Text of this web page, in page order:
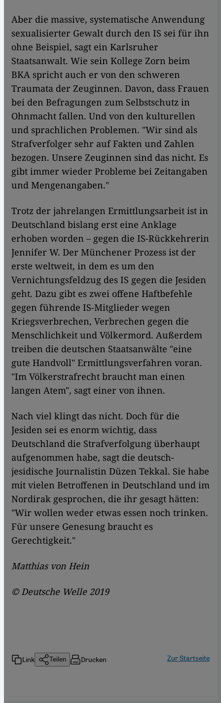
Aber die massive, systematische Anwendung
sexualisierter Gewalt durch den IS sei für ihn
ohne Beispiel, sagt ein Karlsruher
Staatsanwalt. Wie sein Kollege Zorn beim
BKA spricht auch er von den schweren
Traumata der Zeuginnen. Davon, dass Frauen
bei den Befragungen zum Selbstschutz in
Ohnmacht fallen. Und von den kulturellen
und sprachlichen Problemen. "Wir sind als
Strafverfolger sehr auf Fakten und Zahlen
bezogen. Unsere Zeuginnen sind das nicht. Es
gibt immer wieder Probleme bei Zeitangaben
und Mengenangaben."
Trotz der jahrelangen Ermittlungsarbeit ist in
Deutschland bislang erst eine Anklage
erhoben worden – gegen die IS-Rückkehrerin
Jennifer W. Der Münchener Prozess ist der
erste weltweit, in dem es um den
Vernichtungsfeldzug des IS gegen die Jesiden
geht. Dazu gibt es zwei offene Haftbefehle
gegen führende IS-Mitglieder wegen
Kriegsverbrechen, Verbrechen gegen die
Menschlichkeit und Völkermord. Außerdem
treiben die deutschen Staatsanwälte "eine
gute Handvoll" Ermittlungsverfahren voran.
"Im Völkerstrafrecht braucht man einen
langen Atem", sagt einer von ihnen.
Nach viel klingt das nicht. Doch für die
Jesiden sei es enorm wichtig, dass
Deutschland die Strafverfolgung überhaupt
aufgenommen habe, sagt die deutsch-
jesidische Journalistin Düzen Tekkal. Sie habe
mit vielen Betroffenen in Deutschland und im
Nordirak gesprochen, die ihr gesagt hätten:
"Wir wollen weder etwas essen noch trinken.
Für unsere Genesung braucht es
Gerechtigkeit."
Matthias von Hein
© Deutsche Welle 2019
Link Teilen Drucken Zur Startseite